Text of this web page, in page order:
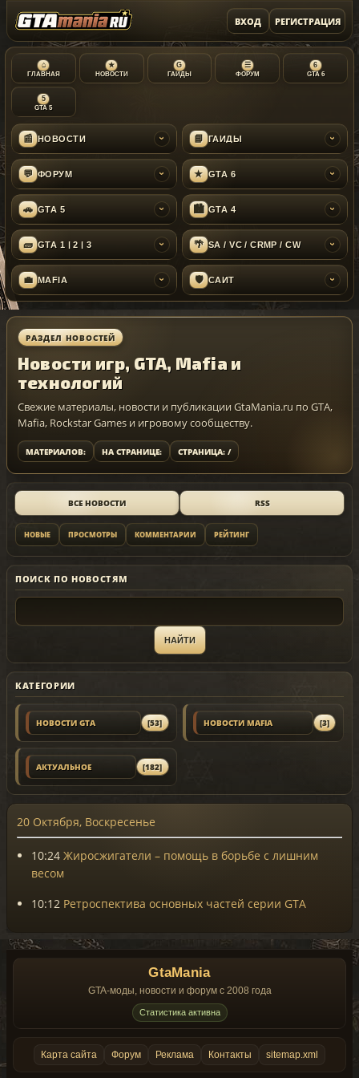
ВХОД РЕГИСТРАЦИЯ
⌂
ГЛАВНАЯ
★
НОВОСТИ
G
ГАЙДЫ
☰
ФОРУМ
6
GTA 6
5
GTA 5
📰 НОВОСТИ › 📘 ГАЙДЫ ›
💬 ФОРУМ › ★ GTA 6 ›
🚗 GTA 5 › 🏙 GTA 4 ›
🧱 GTA 1 | 2 | 3 › 🌴 SA / VC / CRMP / CW ›
💼 MAFIA › 🛡 САЙТ ›
РАЗДЕЛ НОВОСТЕЙ
Новости игр, GTA, Mafia и
технологий
Свежие материалы, новости и публикации GtaMania.ru по GTA,
Mafia, Rockstar Games и игровому сообществу.
МАТЕРИАЛОВ: НА СТРАНИЦЕ: СТРАНИЦА: /
ВСЕ НОВОСТИ RSS
НОВЫЕ ПРОСМОТРЫ КОММЕНТАРИИ РЕЙТИНГ
ПОИСК ПО НОВОСТЯМ
КАТЕГОРИИ
НОВОСТИ GTA [53] НОВОСТИ MAFIA [3]
АКТУАЛЬНОЕ [182]
20 Октября, Воскресенье
10:24 Жиросжигатели – помощь в борьбе с лишним
весом
10:12 Ретроспектива основных частей серии GTA
GtaMania
GTA-моды, новости и форум с 2008 года
Статистика активна
Карта сайта Форум Реклама Контакты sitemap.xml